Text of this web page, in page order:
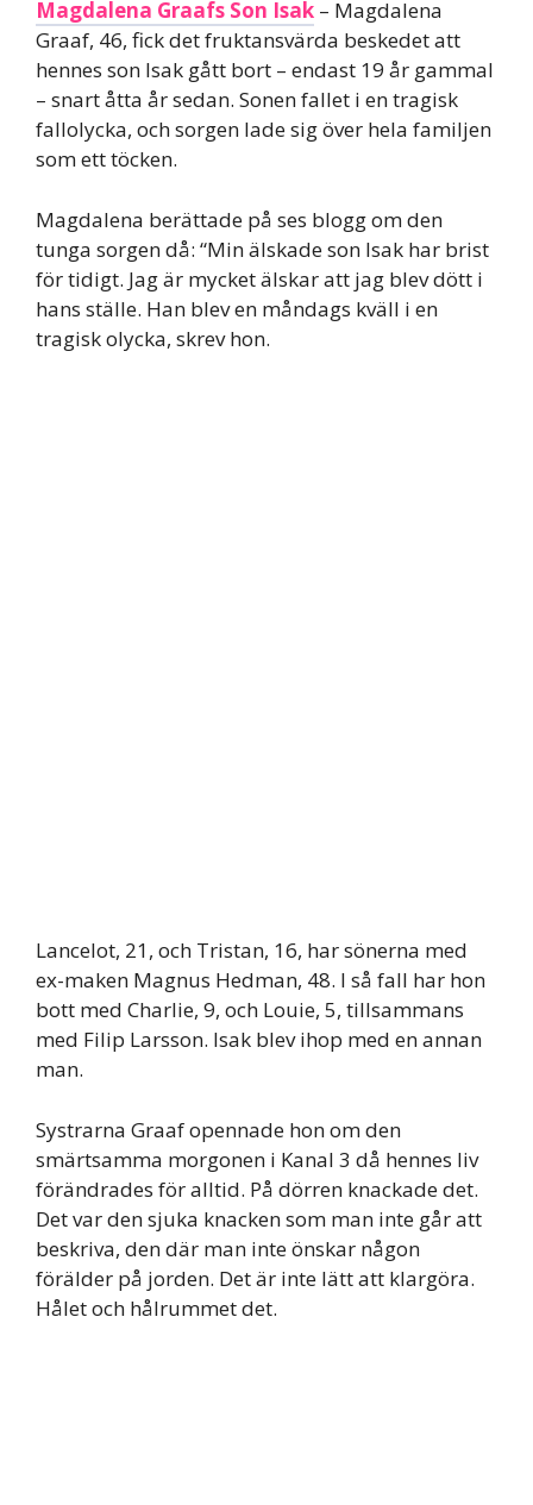
Magdalena Graafs Son Isak – Magdalena
Graaf, 46, fick det fruktansvärda beskedet att
hennes son Isak gått bort – endast 19 år gammal
– snart åtta år sedan. Sonen fallet i en tragisk
fallolycka, och sorgen lade sig över hela familjen
som ett töcken.
Magdalena berättade på ses blogg om den
tunga sorgen då: “Min älskade son Isak har brist
för tidigt. Jag är mycket älskar att jag blev dött i
hans ställe. Han blev en måndags kväll i en
tragisk olycka, skrev hon.
Lancelot, 21, och Tristan, 16, har sönerna med
ex-maken Magnus Hedman, 48. I så fall har hon
bott med Charlie, 9, och Louie, 5, tillsammans
med Filip Larsson. Isak blev ihop med en annan
man.
Systrarna Graaf opennade hon om den
smärtsamma morgonen i Kanal 3 då hennes liv
förändrades för alltid. På dörren knackade det.
Det var den sjuka knacken som man inte går att
beskriva, den där man inte önskar någon
förälder på jorden. Det är inte lätt att klargöra.
Hålet och hålrummet det.